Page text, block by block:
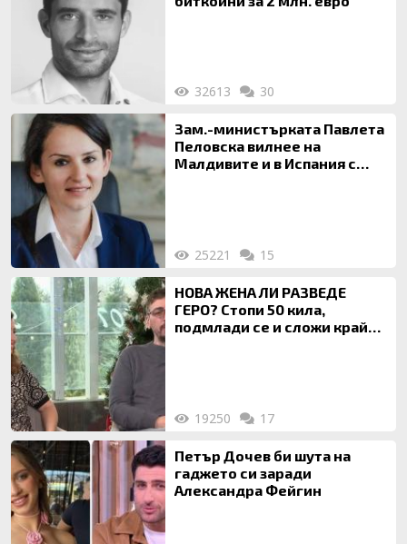
32613 30
Зам.-министърката Павлета
Пеловска вилнее на
Малдивите и в Испания с
25221 15
НОВА ЖЕНА ЛИ РАЗВЕДЕ
ГЕРО? Стопи 50 кила,
подмлади се и сложи край
19250 17
Петър Дочев би шута на
гаджето си заради
Александра Фейгин